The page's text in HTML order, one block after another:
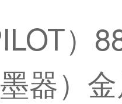
）
器）